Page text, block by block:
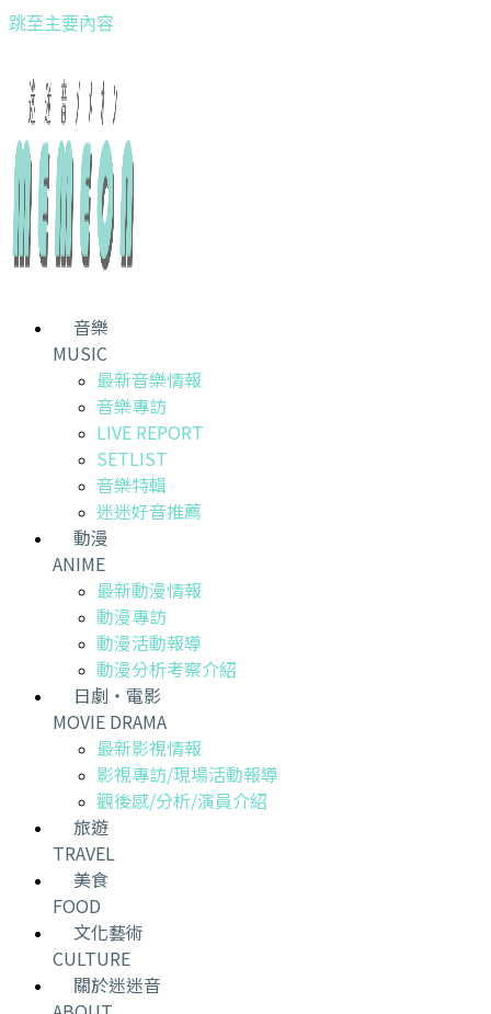
跳至主要內容
音樂
MUSIC
最新音樂情報
音樂專訪
LIVE REPORT
SETLIST
音樂特輯
迷迷好音推薦
動漫
ANIME
最新動漫情報
動漫專訪
動漫活動報導
動漫分析考察介紹
日劇・電影
MOVIE DRAMA
最新影視情報
影視專訪/現場活動報導
觀後感/分析/演員介紹
旅遊
TRAVEL
美食
FOOD
文化藝術
CULTURE
關於迷迷音